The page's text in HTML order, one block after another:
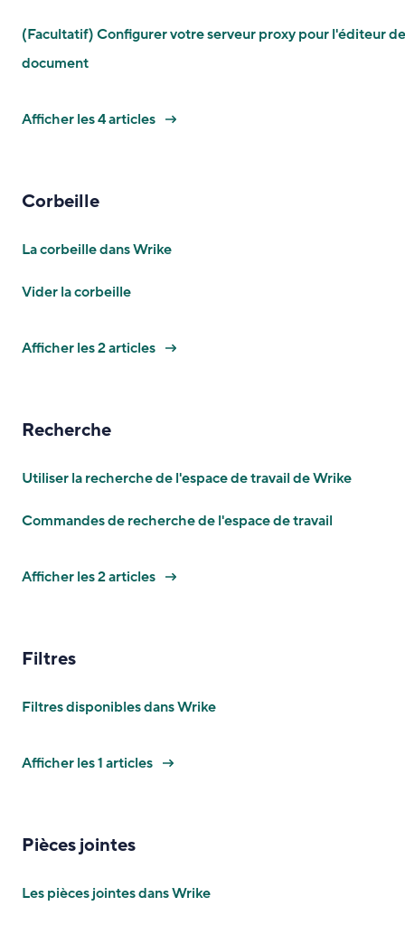
(Facultatif) Configurer votre serveur proxy pour l'éditeur de
document
Afficher les 4 articles
Corbeille
La corbeille dans Wrike
Vider la corbeille
Afficher les 2 articles
Recherche
Utiliser la recherche de l'espace de travail de Wrike
Commandes de recherche de l'espace de travail
Afficher les 2 articles
Filtres
Filtres disponibles dans Wrike
Afficher les 1 articles
Pièces jointes
Les pièces jointes dans Wrike